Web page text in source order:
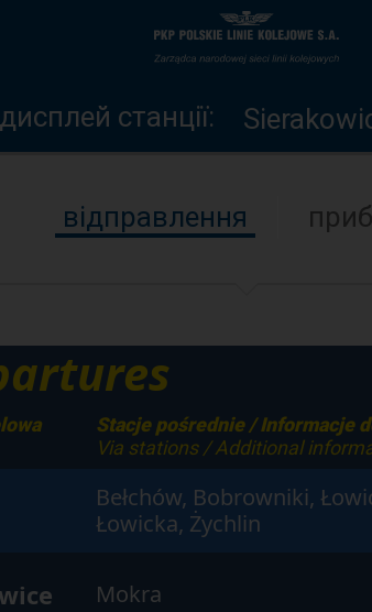
дисплей
станції
Головна
сторінка
дисплей станції:
відправлення
Stacje pośrednie / Informacje
Via stations / Additional
Bełchów, Bobrowniki,
Łowicka, Żychlin
Mokra